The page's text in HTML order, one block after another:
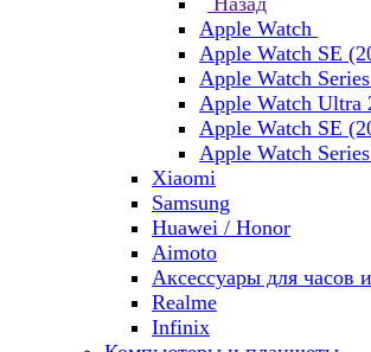
Apple Watch
Apple Watch SE
Apple Watch
Apple Watch Ultra
Apple Watch SE
Apple Watch
Xiaomi
Samsung
Huawei / Honor
Aimoto
Аксессуары для часов
Realme
Infinix